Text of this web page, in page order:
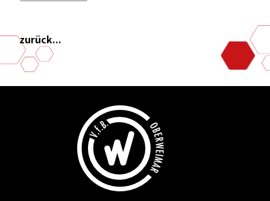
zurück...